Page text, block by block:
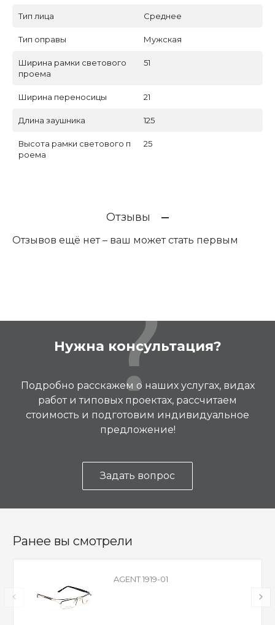
Тип лица Среднее
Тип оправы Мужская
Ширина рамки светового
проема
51
Ширина переносицы 21
Длина заушника 125
Высота рамки светового п
роема
25
Отзывы
Отзывов ещё нет – ваш может стать первым
Нужна консультация?
Подробно расскажем о наших услугах, видах
работ и типовых проектах, рассчитаем
стоимость и подготовим индивидуальное
предложение!
Задать вопрос
Ранее вы смотрели
AGENT 1919-01